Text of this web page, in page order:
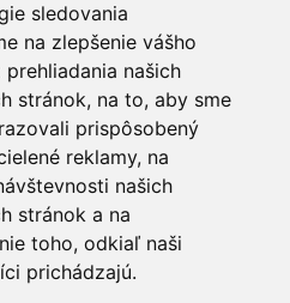
sledovania
na zlepšenie vášho
našich
stránok, na to, aby sme
prispôsobený
reklamy, na
našich
stránok a na
toho, odkiaľ naši
prichádzajú.
štátu